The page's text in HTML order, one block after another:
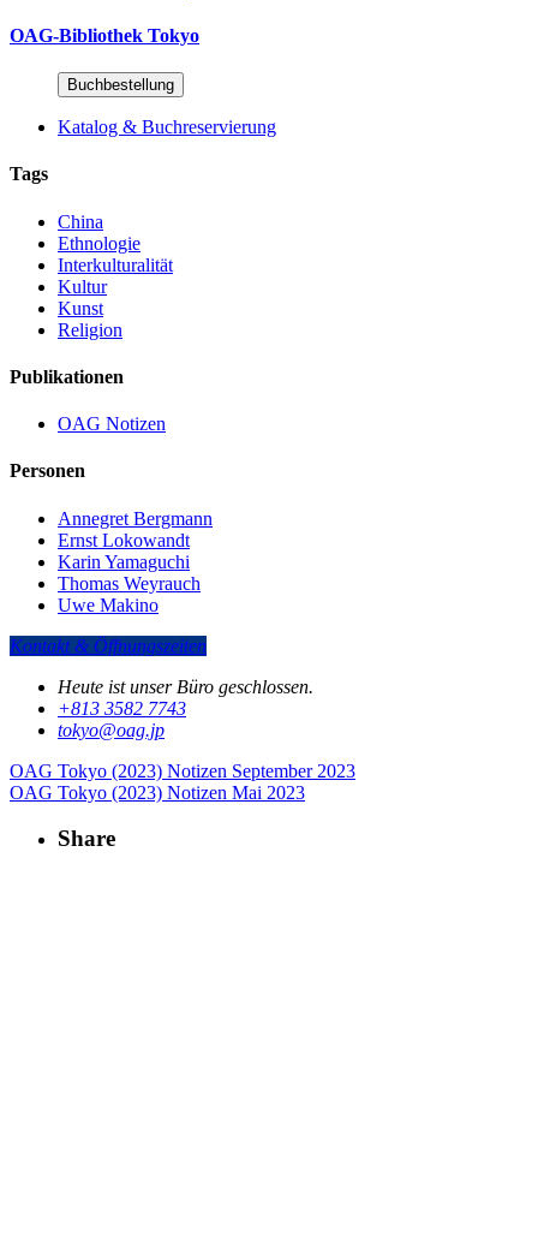
OAG-Bibliothek Tokyo
Buchbestellung
Katalog & Buchreservierung
Tags
China
Ethnologie
Interkulturalität
Kultur
Kunst
Religion
Publikationen
OAG Notizen
Personen
Annegret Bergmann
Ernst Lokowandt
Karin Yamaguchi
Thomas Weyrauch
Uwe Makino
Kontakt & Öffnungszeiten
Heute ist unser Büro geschlossen.
+813 3582 7743
tokyo­@­oag­.­jp
OAG Tokyo (2023) Notizen September 2023
OAG Tokyo (2023) Notizen Mai 2023
Share